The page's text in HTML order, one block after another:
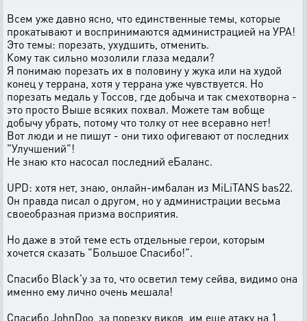
Всем уже давно ясно, что единственные темы, которые
прокатывают и воспринимаются администрацией на УРА!
Это темы: порезать, ухудшить, отменить.
Кому так сильно мозолили глаза медали?
Я понимаю порезать их в половину у жука или на худой
конец у террана, хотя у террана уже чувствуется. Но
порезать медаль у Тоссов, где добыча и так смехотворна -
это просто Выше всяких похвал. Можете там вобще
добычу убрать, потому что толку от нее всеравно нет!
Вот люди и не пишут - они тихо офигевают от последних
"Улучшений"!
Не знаю кто насосал последний еБаланс.
UPD: хотя нет, знаю, онлайн-имбалан из MiLiTANS bas22.
Он правда писал о другом, но у администрации весьма
своеобразная призма восприятия.
Но даже в этой теме есть отдельные герои, которым
хочется сказать "Большое Спасибо!".
Спасибо Black'у за то, что осветил тему сейва, видимо она
именно ему лично очень мешала!
Спасибо JohnDoo, за порезку виков, им еще атаку на 1